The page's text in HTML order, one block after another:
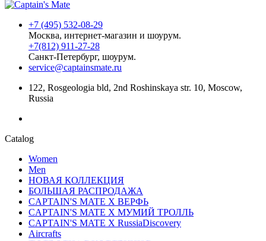
+7 (495) 532-08-29
Москва, интернет-магазин и шоурум.
+7(812) 911-27-28
Санкт-Петербург, шоурум.
service@captainsmate.ru
122, Rosgeologia bld, 2nd Roshinskaya str. 10, Moscow,
Russia
Catalog
Women
Men
НОВАЯ КОЛЛЕКЦИЯ
БОЛЬШАЯ РАСПРОДАЖА
CAPTAIN'S MATE X ВЕРФЬ
CAPTAIN'S MATE Х МУМИЙ ТРОЛЛЬ
CAPTAIN'S MATE X RussiaDiscovery
Aircrafts